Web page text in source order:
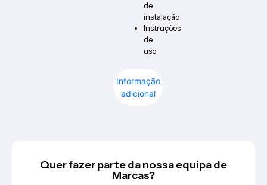
Informação
adicional
de
instalação
Instruções
de
uso
Quer fazer parte da nossa equipa de
Marcas?